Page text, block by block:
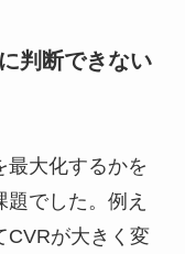
判断できない
最大化するかを
でした。例え
CVRが大きく変